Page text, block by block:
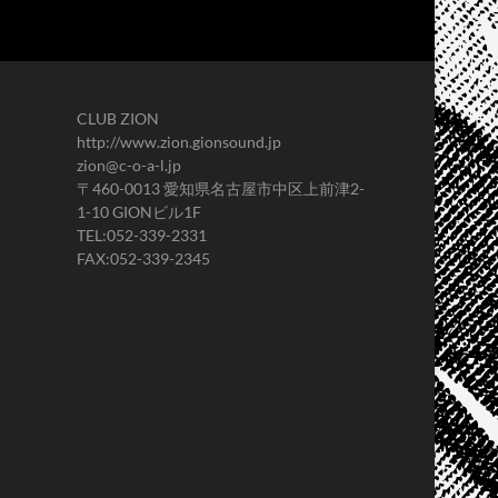
CLUB ZION
http://www.zion.gionsound.jp
zion@c-o-a-l.jp
〒460-0013 愛知県名古屋市中区上前津2-
1-10 GIONビル1F
TEL:052-339-2331
FAX:052-339-2345